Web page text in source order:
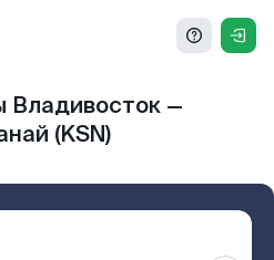
Владивосток —
(KSN)